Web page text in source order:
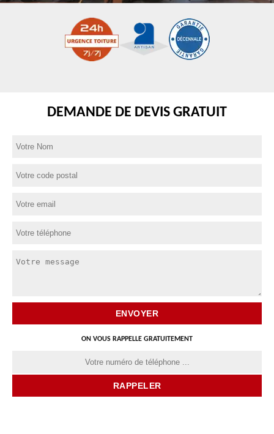
DEMANDE DE DEVIS GRATUIT
ON VOUS RAPPELLE GRATUITEMENT